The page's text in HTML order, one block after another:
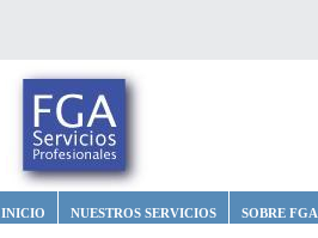
INICIO NUESTROS SERVICIOS SOBRE FGA